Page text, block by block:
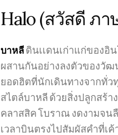
Halo (สวัสดี ภ
บา​หลี ดินเเดนเก่าแก่ของอิ
ผสานกันอย่างลงตัวของวัฒ
ยอดฮิตที่นักเดินทางจากทั่ว
สไตล์บาหลี ด้วยสิ่งปลูกสร้
คลาสสิค โบราณ งดงามจน
เวลาบินตรงไปสัมผัสคำที่เ